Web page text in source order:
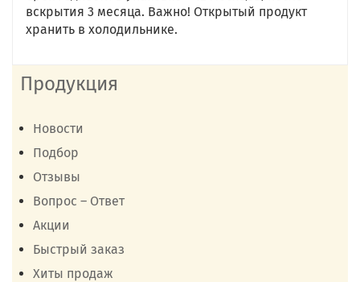
вскрытия 3 месяца. Важно! Открытый продукт
хранить в холодильнике.
Продукция
Новости
Подбор
Отзывы
Вопрос – Ответ
Акции
Быстрый заказ
Хиты продаж